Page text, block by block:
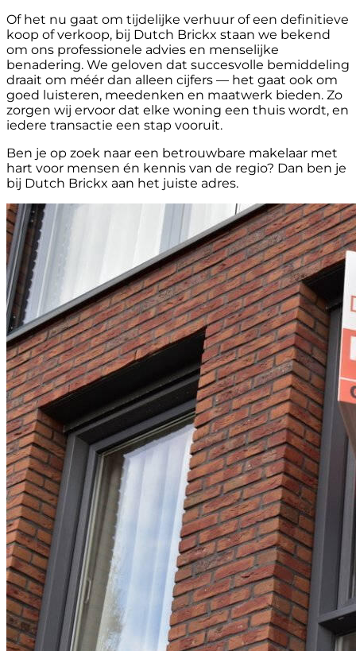
Of het nu gaat om tijdelijke verhuur of een definitieve
koop of verkoop, bij Dutch Brickx staan we bekend
om ons professionele advies en menselijke
benadering. We geloven dat succesvolle bemiddeling
draait om méér dan alleen cijfers — het gaat ook om
goed luisteren, meedenken en maatwerk bieden. Zo
zorgen wij ervoor dat elke woning een thuis wordt, en
iedere transactie een stap vooruit.
Ben je op zoek naar een betrouwbare makelaar met
hart voor mensen én kennis van de regio? Dan ben je
bij Dutch Brickx aan het juiste adres.